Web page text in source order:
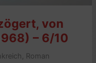
von
– 6/10
, Roman